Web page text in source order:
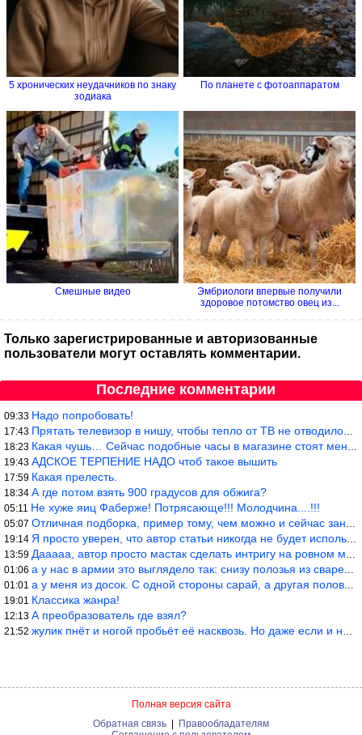
5 хронических неудачников по знаку
зодиака
По планете с фотоаппаратом
Смешные видео
Эмбриологи впервые получили
здоровое потомство овец из...
Только зарегистрированные и авторизованные
пользователи могут оставлять комментарии.
Последние комментарии
09:33 Надо попробовать!
17:43 Прятать телевизор в нишу, чтобы тепло от ТВ не отводилось и теле
18:23 Какая чушь… Сейчас подобные часы в магазине стоят меньше 10 долл
19:43 АДСКОЕ ТЕРПЕНИЕ НАДО чтоб такое вышить
17:59 Какая прелесть.
18:34 А где потом взять 900 градусов для обжига?
05:11 Не хуже яиц Фаберже! Потрясающе!!! Молодчина....!!!
05:07 Отличная подборка, пример тому, чем можно и сейчас заниматься…
19:14 Я просто уверен, что автор статьи никогда не будет использовать
13:59 Дааааа, автор просто мастак сделать интригу на ровном месте! А н
01:06 а у нас в армии это выглядело так: снизу полозья из сваренные тр
01:01 а у меня из досок. С одной стороны сарай, а другая половина — ду
19:01 Классика жанра!
12:13 А преобразователь где взял?
21:52 жулик пнёт и ногой пробьёт её насквозь. Но даже если и никогда н
Полная версия сайта
Обратная связь
Правообладателям